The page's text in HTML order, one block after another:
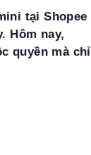
tại Shopee
Hôm nay,
quyền mà chỉ